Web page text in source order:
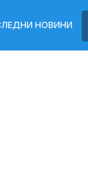
НОВИНИ